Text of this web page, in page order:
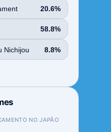
20.6%
58.8%
Nichijou 8.8%
NO JAPÃO